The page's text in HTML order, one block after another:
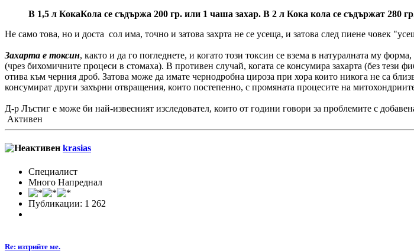
В 1,5 л КокаКола се съдържа 200 гр. или 1 чаша захар. В 2 л Кока кола се съдържат 280
Не само това, но и доста сол има, точно и затова захрта не се усеща, и затова след пиене човек
Захарта е токсин, както и да го погледнете, и когато този токсин се взема в натуралната му
(чрез бихомичните процеси в стомаха). В противен случай, когата се консумира захарта (без тези
отива към черния дроб. Затова може да имате чернодробна цироза при хора които никога не са
консумират други захърни отвращения, които постепенно, с промяната процесите на
Д-р Лъстиг е може би най-извесният изследовател, които от години говори за проблемите с
Активен
krasias
Специалист
Много Напреднал
Публикации: 1 262
Re: изтрийте ме.